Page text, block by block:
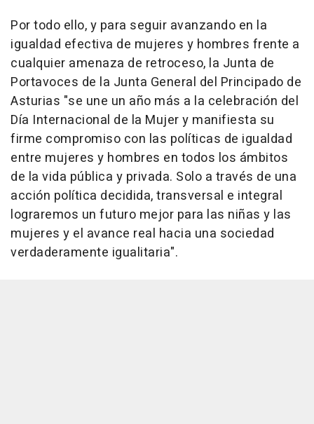
Por todo ello, y para seguir avanzando en la
igualdad efectiva de mujeres y hombres frente a
cualquier amenaza de retroceso, la Junta de
Portavoces de la Junta General del Principado de
Asturias "se une un año más a la celebración del
Día Internacional de la Mujer y manifiesta su
firme compromiso con las políticas de igualdad
entre mujeres y hombres en todos los ámbitos
de la vida pública y privada. Solo a través de una
acción política decidida, transversal e integral
lograremos un futuro mejor para las niñas y las
mujeres y el avance real hacia una sociedad
verdaderamente igualitaria".